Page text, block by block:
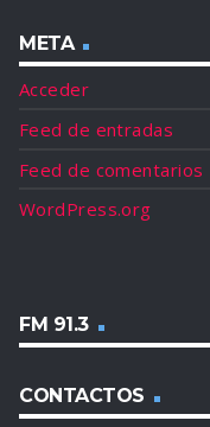
META
Acceder
Feed de entradas
Feed de comentarios
WordPress.org
FM 91.3
CONTACTOS